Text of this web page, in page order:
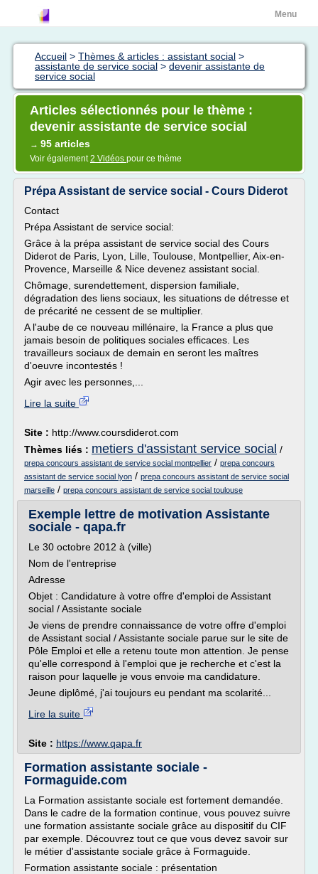
Menu
Accueil > Thèmes & articles : assistant social >
assistante de service social > devenir assistante de
service social
Articles sélectionnés pour le thème :
devenir assistante de service social
→ 95 articles
Voir également2 Vidéos pour ce thème
Prépa Assistant de service social - Cours Diderot
Contact
Prépa Assistant de service social:
Grâce à la prépa assistant de service social des Cours
Diderot de Paris, Lyon, Lille, Toulouse, Montpellier, Aix-en-
Provence, Marseille & Nice devenez assistant social.
Chômage, surendettement, dispersion familiale,
dégradation des liens sociaux, les situations de détresse et
de précarité ne cessent de se multiplier.
A l'aube de ce nouveau millénaire, la France a plus que
jamais besoin de politiques sociales efficaces. Les
travailleurs sociaux de demain en seront les maîtres
d'oeuvre incontestés !
Agir avec les personnes,...
Lire la suite
Site : http://www.coursdiderot.com
Thèmes liés : metiers d'assistant service social /
prepa concours assistant de service social montpellier / prepa concours
assistant de service social lyon / prepa concours assistant de service social
marseille / prepa concours assistant de service social toulouse
Exemple lettre de motivation Assistante
sociale - qapa.fr
Le 30 octobre 2012 à (ville)
Nom de l'entreprise
Adresse
Objet : Candidature à votre offre d'emploi de Assistant
social / Assistante sociale
Je viens de prendre connaissance de votre offre d'emploi
de Assistant social / Assistante sociale parue sur le site de
Pôle Emploi et elle a retenu toute mon attention. Je pense
qu'elle correspond à l'emploi que je recherche et c'est la
raison pour laquelle je vous envoie ma candidature.
Jeune diplômé, j'ai toujours eu pendant ma scolarité...
Lire la suite
Site : https://www.qapa.fr
Formation assistante sociale -
Formaguide.com
La Formation assistante sociale est fortement demandée.
Dans le cadre de la formation continue, vous pouvez suivre
une formation assistante sociale grâce au dispositif du CIF
par exemple. Découvrez tout ce que vous devez savoir sur
le métier d'assistante sociale grâce à Formaguide.
Formation assistante sociale : présentation